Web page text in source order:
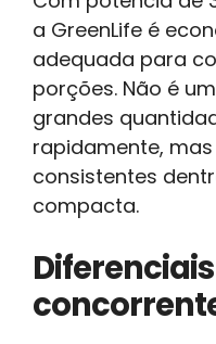
a GreenLife é
adequada para
porções. Não é
grandes
rapidamente,
consistentes
compacta.